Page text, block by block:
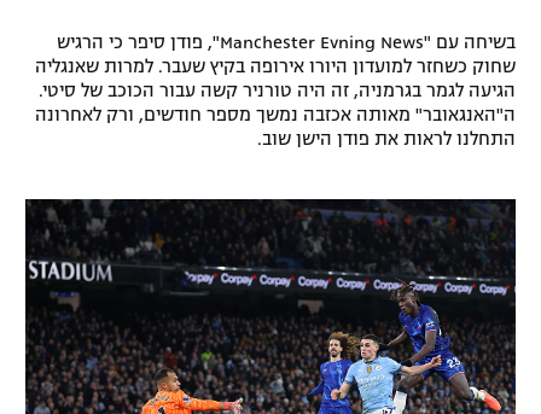
תנאי שימוש
מדיניות פרטיות
רשיון להקרנה פומבית לבית עסק
הצטרפות לחבילת הערוצים
לוח דרושים – ג'ובנט
אומנויות לחימה
גיימינג E-Sports
בשיחה עם "Manchester Evning News", פודן סיפר כי הרגיש
שחוק כשחזר למועדון היורו אירופה בקיץ שעבר. למרות שאנגליה
הגיעה לגמר בגרמניה, זה היה טורניר קשה עבור הכוכב של סיטי.
ה"האנגאובר" מאותה אכזבה נמשך מספר חודשים, ורק לאחרונה
התחלנו לראות את פודן הישן שוב.